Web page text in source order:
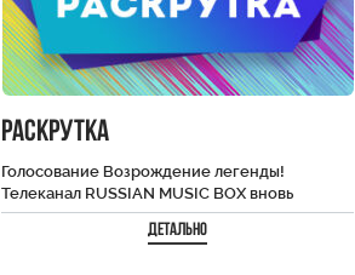
РАСКРУТКА
Голосование Возрождение легенды!
Телеканал RUSSIAN MUSIC BOX вновь
запускает проект «Раскрутка», который даёт
шанс для молодых исполнителей
Детально